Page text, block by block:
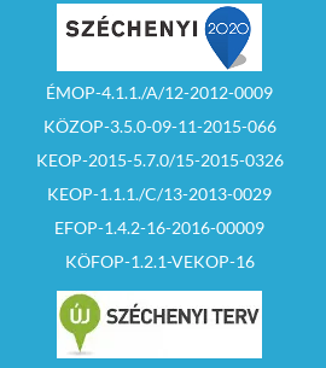
ÉMOP-4.1.1./A/12-2012-0009
KÖZOP-3.5.0-09-11-2015-066
KEOP-2015-5.7.0/15-2015-0326
KEOP-1.1.1./C/13-2013-0029
EFOP-1.4.2-16-2016-00009
KÖFOP-1.2.1-VEKOP-16